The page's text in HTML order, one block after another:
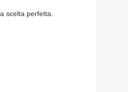
scelta perfetta.